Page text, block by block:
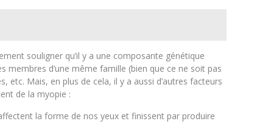
souligner qu’il y a une composante génétique
membres d’une même famille (bien que ce ne soit pas
etc. Mais, en plus de cela, il y a aussi d’autres facteurs
de la myopie :
la forme de nos yeux et finissent par produire